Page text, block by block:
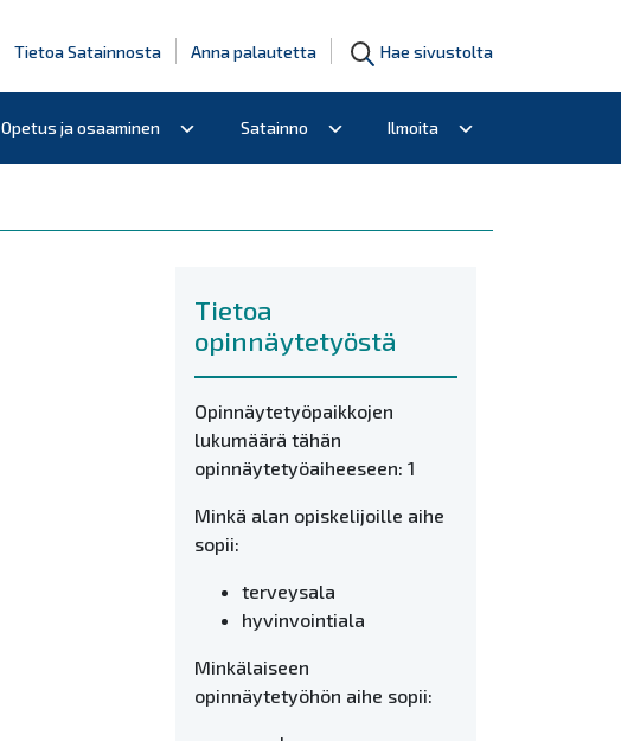
Tietoa Satainnosta Anna palautetta Hae sivustolta
Opetus ja osaaminen Satainno Ilmoita
Tietoa
opinnäytetyöstä
Opinnäytetyöpaikkojen
lukumäärä tähän
opinnäytetyöaiheeseen: 1
Minkä alan opiskelijoille aihe
sopii:
terveysala
hyvinvointiala
Minkälaiseen
opinnäytetyöhön aihe sopii: